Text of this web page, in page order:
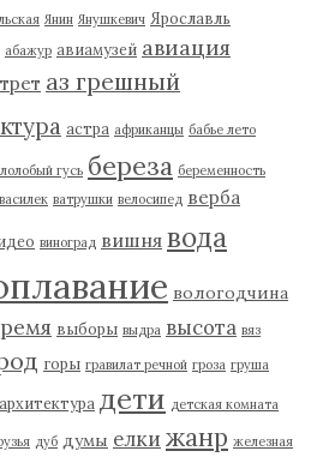
Янин Янушкевич Ярославль
абажур авиамузей авиация
аз грешный
астра африканцы бабье лето
гусь береза беременность
василек ватрушки велосипед верба
виноград вишня вода
вологодчина
выборы выдра высота вяз
горы гравилат речной гроза груша
дети детская комната
дуб думы елки жанр железная